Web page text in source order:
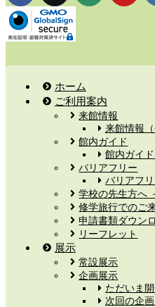
ホーム
ご利用案内
来館情報
来館情報（
館内ガイド
館内ガイ
バリアフリー
バリアフ
学校の先生方へ
修学旅行でのご
申請書類ダウン
リーフレット
展示
常設展示
企画展示
ただいま
次回の企